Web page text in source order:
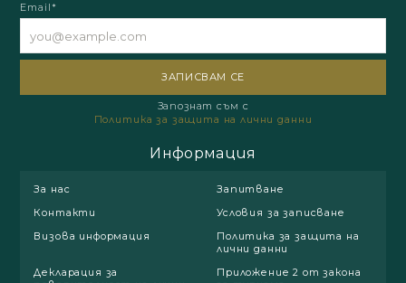
Email*
Запознат съм с
Политика за защита на лични данни
Информация
За нас
Запитване
Контакти
Условия за записване
Визова информация
Политика за защита на
лични данни
Декларация за
Приложение 2 от закона